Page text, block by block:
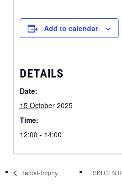
Add to calendar
DETAILS
Date:
15 October 2025
Time:
12:00 - 14:00
Herbst-Trophy SKI